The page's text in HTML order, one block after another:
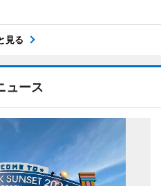
見る
ュース